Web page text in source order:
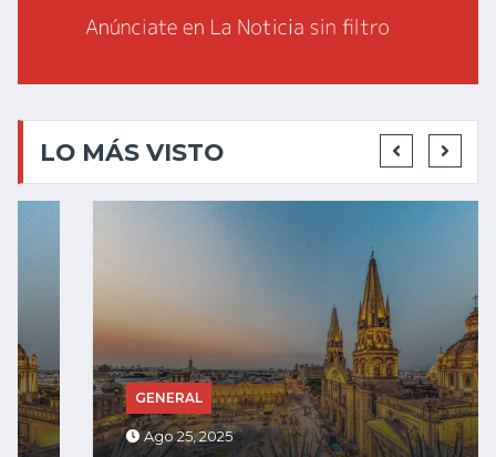
LO MÁS VISTO
GENERAL
Ago 25, 2025